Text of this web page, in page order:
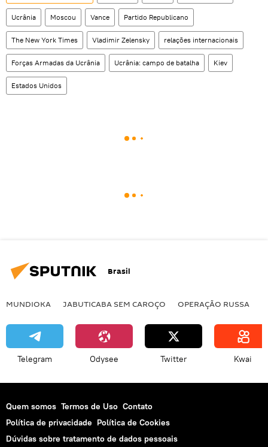
Ucrânia Moscou Vance Partido Republicano
The New York Times Vladimir Zelensky relações internacionais
Forças Armadas da Ucrânia Ucrânia: campo de batalha Kiev
Estados Unidos
Brasil
MUNDIOKA JABUTICABA SEM CAROÇO OPERAÇÃO RUSSA
Telegram Odysee Twitter Kwai
Quem somos Termos de Uso Contato
Política de privacidade Política de Cookies
Dúvidas sobre tratamento de dados pessoais